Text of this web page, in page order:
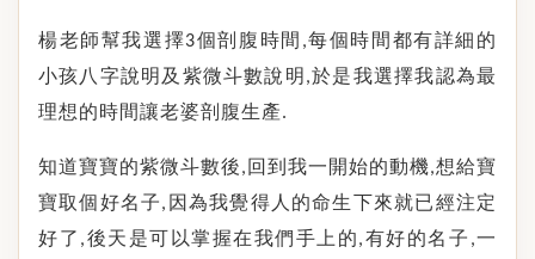
楊老師幫我選擇3個剖腹時間 ,每個時間都有詳細的
小孩八字說明及紫微斗數說明,於是我選擇我認為最
理想的時間讓老婆剖腹生產.
知道寶寶的紫微斗數後,回到我一開始的動機,想給寶
寶取個好名子, 因為我覺得人的命生下來就已經注定
好了 ,後天是可以掌握在我們手上的,有好的名子 ,一